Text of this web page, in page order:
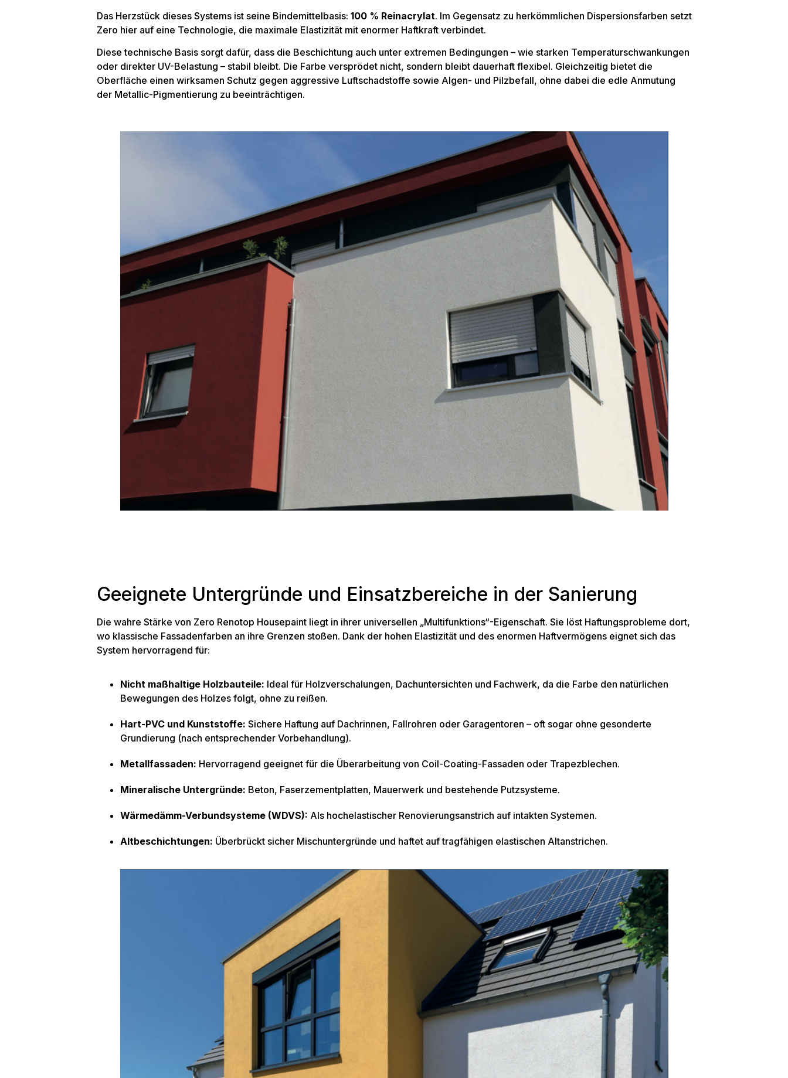
Das Herzstück dieses Systems ist seine Bindemittelbasis: 100% Reinacrylat. Im Gegensatz zu herkömmlichen Dispersionsfarben setzt
Zero hier auf eine Technologie, die maximale Elastizität mit enormer Haftkraft verbindet.
Diese technische Basis sorgt dafür, dass die Beschichtung auch unter extremen Bedingungen – wie starken Temperaturschwankungen
oder direkter UV-Belastung – stabil bleibt. Die Farbe versprödet nicht, sondern bleibt dauerhaft flexibel. Gleichzeitig bietet die
Oberfläche einen wirksamen Schutz gegen aggressive Luftschadstoffe sowie Algen- und Pilzbefall, ohne dabei die edle Anmutung
der Metallic-Pigmentierung zu beeinträchtigen.
Geeignete Untergründe und Einsatzbereiche in der Sanierung
Die wahre Stärke von Zero Renotop Housepaint liegt in ihrer universellen „Multifunktions“-Eigenschaft. Sie löst Haftungsprobleme dort,
wo klassische Fassadenfarben an ihre Grenzen stoßen. Dank der hohen Elastizität und des enormen Haftvermögens eignet sich das
System hervorragend für:
Nicht maßhaltige Holzbauteile: Ideal für Holzverschalungen, Dachuntersichten und Fachwerk, da die Farbe den natürlichen
Bewegungen des Holzes folgt, ohne zu reißen.
Hart-PVC und Kunststoffe: Sichere Haftung auf Dachrinnen, Fallrohren oder Garagentoren – oft sogar ohne gesonderte
Grundierung (nach entsprechender Vorbehandlung).
Metallfassaden: Hervorragend geeignet für die Überarbeitung von Coil-Coating-Fassaden oder Trapezblechen.
Mineralische Untergründe: Beton, Faserzementplatten, Mauerwerk und bestehende Putzsysteme.
Wärmedämm-Verbundsysteme (WDVS): Als hochelastischer Renovierungsanstrich auf intakten Systemen.
Altbeschichtungen: Überbrückt sicher Mischuntergründe und haftet auf tragfähigen elastischen Altanstrichen.